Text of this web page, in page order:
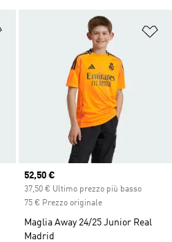
Aggiungi alla lista dei desideri
Discount
Current price
52,50 €
37,50 € Ultimo prezzo più basso
75 € Prezzo originale
Maglia Away 24/25 Junior Real
Madrid